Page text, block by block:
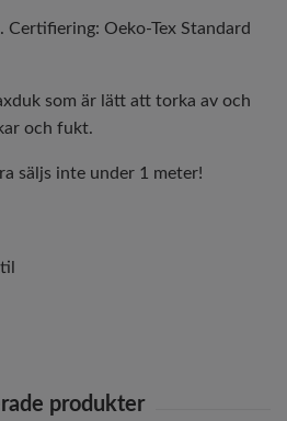
Oeko-Tex Standard
som är lätt att torka av och
och fukt.
säljs inte under 1 meter!